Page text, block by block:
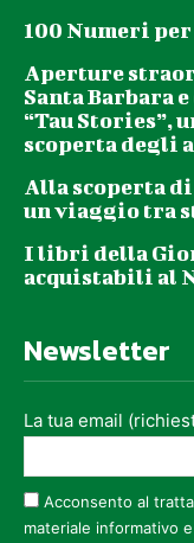
100 Numeri
Aperture
Santa Barbara
“Tau Stories”,
scoperta degli
Alla scoperta di
un viaggio tra
I libri della
acquistabili al
Newsletter
La tua email
Acconsento al
materiale informativo